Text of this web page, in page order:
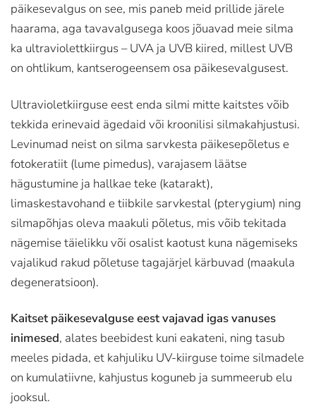
päikesevalgus on see, mis paneb meid prillide järele
haarama, aga tavavalgusega koos jõuavad meie silma
ka ultraviolettkiirgus – UVA ja UVB kiired, millest UVB
on ohtlikum, kantserogeensem osa päikesevalgusest.
Ultravioletkiirguse eest enda silmi mitte kaitstes võib
tekkida erinevaid ägedaid või kroonilisi silmakahjustusi.
Levinumad neist on silma sarvkesta päikesepõletus e
fotokeratiit (lume pimedus), varajasem läätse
hägustumine ja hallkae teke (katarakt),
limaskestavohand e tiibkile sarvkestal (pterygium) ning
silmapõhjas oleva maakuli põletus, mis võib tekitada
nägemise täielikku või osalist kaotust kuna nägemiseks
vajalikud rakud põletuse tagajärjel kärbuvad (maakula
degeneratsioon).
Kaitset päikesevalguse eest vajavad igas vanuses
inimesed, alates beebidest kuni eakateni, ning tasub
meeles pidada, et kahjuliku UV-kiirguse toime silmadele
on kumulatiivne, kahjustus koguneb ja summeerub elu
jooksul.